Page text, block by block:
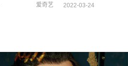
爱奇艺 2022-03-24